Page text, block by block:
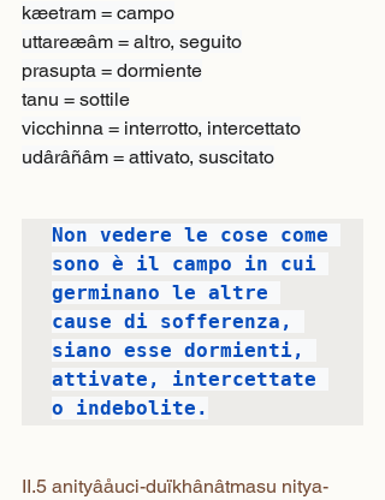
kæetram = campo
uttareæâm = altro, seguito
prasupta = dormiente
tanu = sottile
vicchinna = interrotto, intercettato
udârâñâm = attivato, suscitato
Non vedere le cose come
sono è il campo in cui
germinano le altre
cause di sofferenza,
siano esse dormienti,
attivate, intercettate
o indebolite.
II.5 anityâåuci-duïkhânâtmasu nitya-